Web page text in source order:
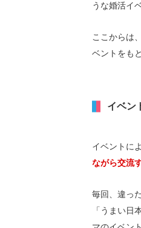
うな婚活イ
ここからは
ベントをも
イベン
イベントに
ながら交流
毎回、違っ
「うまい